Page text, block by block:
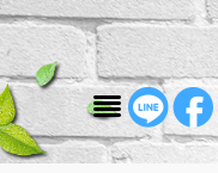
สินค้าที่สน
HOME